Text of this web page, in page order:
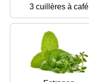
3 cuillères à café